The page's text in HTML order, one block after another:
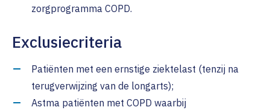
zorgprogramma COPD.
Exclusiecriteria
Patiënten met een ernstige ziektelast (tenzij na
terugverwijzing van de longarts);
Astma patiënten met COPD waarbij